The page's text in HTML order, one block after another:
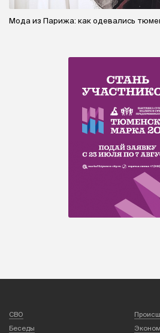
Мода из Парижа: как одевались
СВО
Беседы